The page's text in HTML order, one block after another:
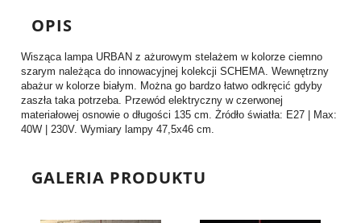
OPIS
Wisząca lampa URBAN z ażurowym stelażem w kolorze ciemno
szarym należąca do innowacyjnej kolekcji SCHEMA. Wewnętrzny
abażur w kolorze białym. Można go bardzo łatwo odkręcić gdyby
zaszła taka potrzeba. Przewód elektryczny w czerwonej
materiałowej osnowie o długości 135 cm. Żródło światła: E27 | Max:
40W | 230V. Wymiary lampy 47,5x46 cm.
GALERIA PRODUKTU